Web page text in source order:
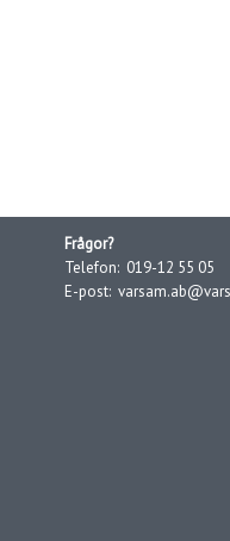
Frågor?
Telefon: 019-12 55 05
E-post: